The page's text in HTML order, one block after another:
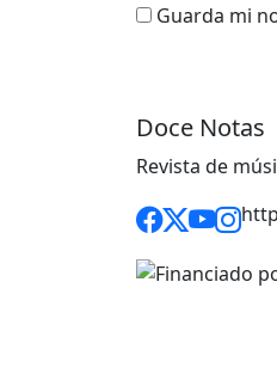
Guarda mi
Doce Notas
Revista de